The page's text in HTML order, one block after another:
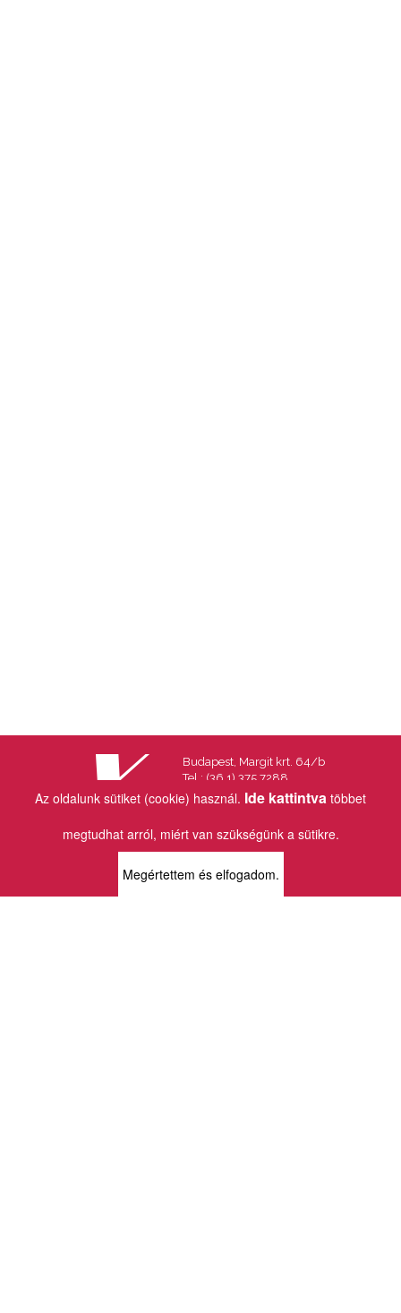
Az oldalunk sütiket (cookie) használ. Ide kattintva többet
megtudhat arról, miért van szükségünk a sütikre.
Megértettem és elfogadom.
Budapest, Margit krt. 64/b
Tel.: (36 1) 375 7288
Fax.: (36 1) 202 7145
Email: